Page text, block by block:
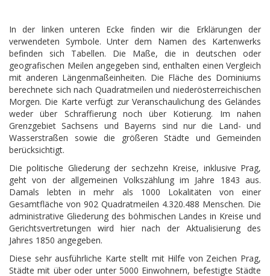
In der linken unteren Ecke finden wir die Erklärungen der
verwendeten Symbole. Unter dem Namen des Kartenwerks
befinden sich Tabellen. Die Maße, die in deutschen oder
geografischen Meilen angegeben sind, enthalten einen Vergleich
mit anderen Längenmaßeinheiten. Die Fläche des Dominiums
berechnete sich nach Quadratmeilen und niederösterreichischen
Morgen. Die Karte verfügt zur Veranschaulichung des Geländes
weder über Schraffierung noch über Kotierung. Im nahen
Grenzgebiet Sachsens und Bayerns sind nur die Land- und
Wasserstraßen sowie die größeren Städte und Gemeinden
berücksichtigt.
Die politische Gliederung der sechzehn Kreise, inklusive Prag,
geht von der allgemeinen Volkszählung im Jahre 1843 aus.
Damals lebten in mehr als 1000 Lokalitäten von einer
Gesamtfläche von 902 Quadratmeilen 4.320.488 Menschen. Die
administrative Gliederung des böhmischen Landes in Kreise und
Gerichtsvertretungen wird hier nach der Aktualisierung des
Jahres 1850 angegeben.
Diese sehr ausführliche Karte stellt mit Hilfe von Zeichen Prag,
Städte mit über oder unter 5000 Einwohnern, befestigte Städte